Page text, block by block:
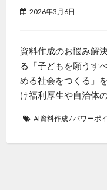
2026年3月6日
資料作成のお悩み解
る「子どもを願うす
める社会をつくる」
け福利厚生や自治体
AI資料作成/パワーポ